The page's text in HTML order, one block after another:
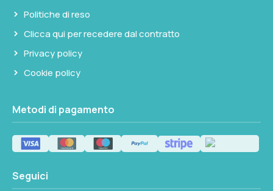
Politiche di reso
Clicca qui per recedere dal contratto
Privacy policy
Cookie policy
Metodi di pagamento
Seguici